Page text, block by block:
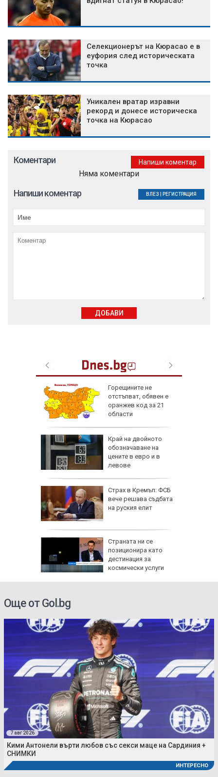
Селекционерът на Кюрасао е в
еуфория след историческата
точка
Уникален вратар изравни
рекорд и донесе историческа
точка на Кюрасао
Горещините не
отстъпват, обявен е
оранжев код за 21
области
Край на двойното
обозначаване на
цените в евро и в
левове
Страх в Кремъл: ФСБ
вече решава съдбата
на руския елит
Страната ни се
позиционира като
дестинация за
космически услуги
Коментари Напиши коментар
Няма коментари
Напиши коментар ВЛЕЗ РЕГИСТРАЦИЯ
ДОБАВИ
Още от Gol.bg
7 авг 2026
Кими Антонели върти любов със секси маце на Сардиния +
СНИМКИ
ИНТЕРЕСНО